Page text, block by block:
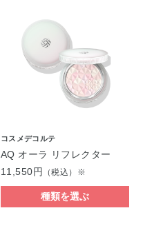
コスメデコルテ
AQ オーラ リフレクター
11,550円
（税込）※
種類を選ぶ